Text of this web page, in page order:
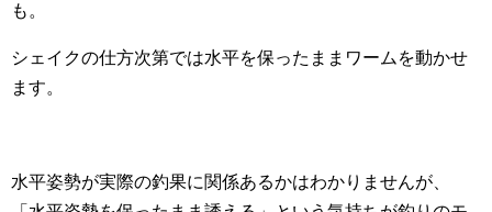
も。
シェイクの仕方次第では水平を保ったままワームを動かせ
ます。
水平姿勢が実際の釣果に関係あるかはわかりませんが、